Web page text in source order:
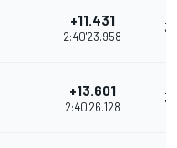
+11.431
2:40'23.958
+13.601
2:40'26.128